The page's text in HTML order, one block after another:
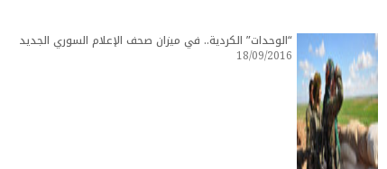
“الوحدات” الكردية.. في ميزان صحف الإعلام السوري الجديد
18/09/2016